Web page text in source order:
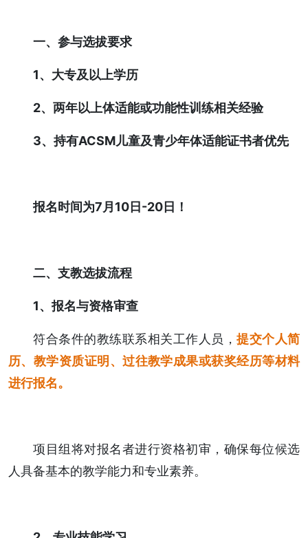
一、参与选拔要求
1、大专及以上学历
2、两年以上体适能或功能性训练相关经验
3、持有ACSM儿童及青少年体适能证书者优先
报名时间为7月10日-20日！
二、支教选拔流程
1、报名与资格审查
符合条件的教练联系相关工作人员， 提交个人简
历、教学资质证明、过往教学成果或获奖经历等材料
进行报名。
项目组将对报名者进行资格初审，确保每位候选
人具备基本的教学能力和专业素养。